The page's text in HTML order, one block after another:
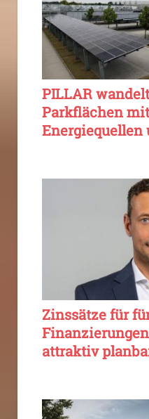
PILLAR
Parkflächen
Energiequellen
Zinssätze für
attraktiv